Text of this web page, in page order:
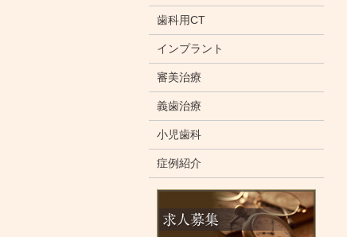
歯科用CT
インプラント
審美治療
義歯治療
小児歯科
症例紹介